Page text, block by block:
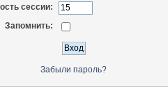
сессии:
Запомнить:
Забыли пароль?